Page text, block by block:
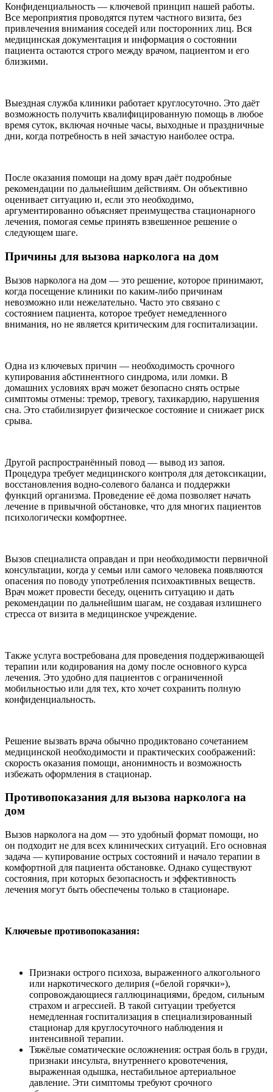
Конфиденциальность — ключевой принцип нашей работы.
Все мероприятия проводятся путем частного визита, без
привлечения внимания соседей или посторонних лиц. Вся
медицинская документация и информация о состоянии
пациента остаются строго между врачом, пациентом и его
близкими.
Выездная служба клиники работает круглосуточно. Это даёт
возможность получить квалифицированную помощь в любое
время суток, включая ночные часы, выходные и праздничные
дни, когда потребность в ней зачастую наиболее остра.
После оказания помощи на дому врач даёт подробные
рекомендации по дальнейшим действиям. Он объективно
оценивает ситуацию и, если это необходимо,
аргументированно объясняет преимущества стационарного
лечения, помогая семье принять взвешенное решение о
следующем шаге.
Причины для вызова нарколога на дом
Вызов нарколога на дом — это решение, которое принимают,
когда посещение клиники по каким-либо причинам
невозможно или нежелательно. Часто это связано с
состоянием пациента, которое требует немедленного
внимания, но не является критическим для госпитализации.
Одна из ключевых причин — необходимость срочного
купирования абстинентного синдрома, или ломки. В
домашних условиях врач может безопасно снять острые
симптомы отмены: тремор, тревогу, тахикардию, нарушения
сна. Это стабилизирует физическое состояние и снижает риск
срыва.
Другой распространённый повод — вывод из запоя.
Процедура требует медицинского контроля для детоксикации,
восстановления водно-солевого баланса и поддержки
функций организма. Проведение её дома позволяет начать
лечение в привычной обстановке, что для многих пациентов
психологически комфортнее.
Вызов специалиста оправдан и при необходимости первичной
консультации, когда у семьи или самого человека появляются
опасения по поводу употребления психоактивных веществ.
Врач может провести беседу, оценить ситуацию и дать
рекомендации по дальнейшим шагам, не создавая излишнего
стресса от визита в медицинское учреждение.
Также услуга востребована для проведения поддерживающей
терапии или кодирования на дому после основного курса
лечения. Это удобно для пациентов с ограниченной
мобильностью или для тех, кто хочет сохранить полную
конфиденциальность.
Решение вызвать врача обычно продиктовано сочетанием
медицинской необходимости и практических соображений:
скорость оказания помощи, анонимность и возможность
избежать оформления в стационар.
Противопоказания для вызова нарколога на
дом
Вызов нарколога на дом — это удобный формат помощи, но
он подходит не для всех клинических ситуаций. Его основная
задача — купирование острых состояний и начало терапии в
комфортной для пациента обстановке. Однако существуют
состояния, при которых безопасность и эффективность
лечения могут быть обеспечены только в стационаре.
Ключевые противопоказания:
Признаки острого психоза, выраженного алкогольного
или наркотического делирия («белой горячки»),
сопровождающиеся галлюцинациями, бредом, сильным
страхом и агрессией. В такой ситуации требуется
немедленная госпитализация в специализированный
стационар для круглосуточного наблюдения и
интенсивной терапии.
Тяжёлые соматические осложнения: острая боль в груди,
признаки инсульта, внутреннего кровотечения,
выраженная одышка, нестабильное артериальное
давление. Эти симптомы требуют срочного